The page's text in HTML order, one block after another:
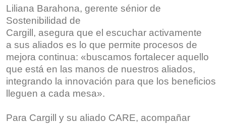
Liliana Barahona, gerente sénior de
Sostenibilidad de
Cargill, asegura que el escuchar activamente
a sus aliados es lo que permite procesos de
mejora continua: «buscamos fortalecer aquello
que está en las manos de nuestros aliados,
integrando la innovación para que los beneficios
lleguen a cada mesa».
Para Cargill y su aliado CARE, acompañar